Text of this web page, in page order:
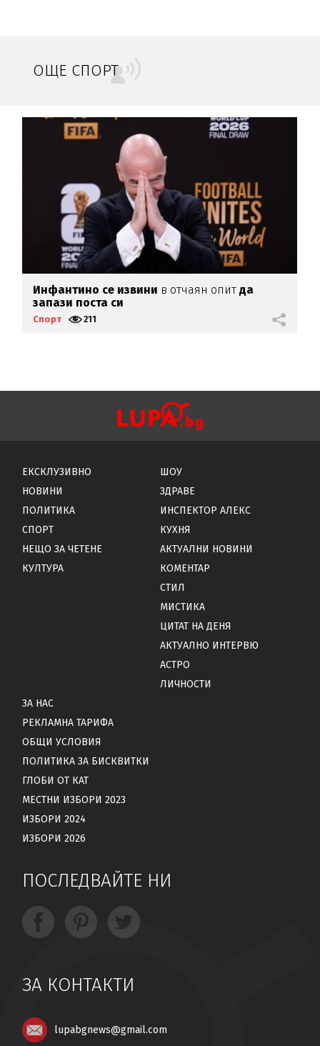
ОЩЕ СПОРТ
Инфантино се извини в отчаян опит да
запази поста си
Спорт 211
ЕКСКЛУЗИВНО
НОВИНИ
ПОЛИТИКА
СПОРТ
НЕЩО ЗА ЧЕТЕНЕ
КУЛТУРА
ШОУ
ЗДРАВЕ
ИНСПЕКТОР АЛЕКС
КУХНЯ
АКТУАЛНИ НОВИНИ
КОМЕНТАР
СТИЛ
МИСТИКА
ЦИТАТ НА ДЕНЯ
АКТУАЛНО ИНТЕРВЮ
АСТРО
ЛИЧНОСТИ
ЗА НАС
РЕКЛАМНА ТАРИФА
ОБЩИ УСЛОВИЯ
ПОЛИТИКА ЗА БИСКВИТКИ
ГЛОБИ ОТ КАТ
МЕСТНИ ИЗБОРИ 2023
ИЗБОРИ 2024
ИЗБОРИ 2026
ПОСЛЕДВАЙТЕ НИ
ЗА КОНТАКТИ
lupabgnews@gmail.com